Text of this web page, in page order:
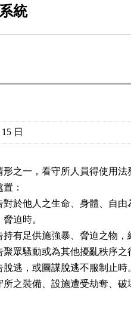
統
日
形之一，看守所人員得使用
：
對於他人之生命、身體、自
脅迫時。
持有足供施強暴、脅迫之物
聚眾騷動或為其他擾亂秩序
脫逃，或圖謀脫逃不服制止時
所之裝備、設施遭受劫奪、